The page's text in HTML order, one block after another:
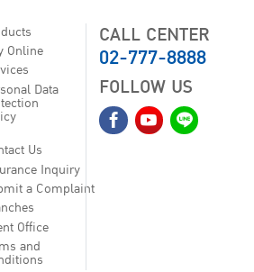
Online
Data
Us
Inquiry
a Complaint
Office
and
CALL CENTER
02-777-8888
FOLLOW US